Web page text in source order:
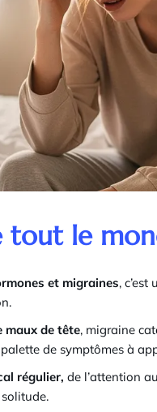
tout le
et migraines,
maux de tête, migraine
de symptômes à
régulier, de l’attention